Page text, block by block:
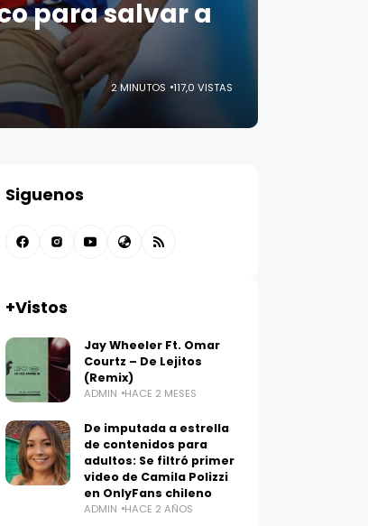
para salvar a
2 MINUTOS 117,0 VISTAS
Siguenos
+Vistos
Jay Wheeler Ft. Omar
Courtz – De Lejitos
(Remix)
ADMIN HACE 2 MESES
De imputada a estrella
de contenidos para
adultos: Se filtró primer
video de Camila Polizzi
en OnlyFans chileno
ADMIN HACE 2 AÑOS